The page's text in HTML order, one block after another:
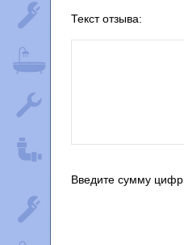
Текст отзыва:
Введите сумму цифр